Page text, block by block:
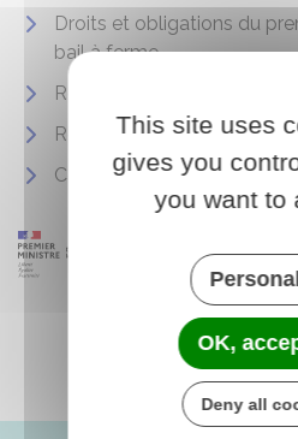
Droits et obligations du
bail à ferme
Renouvellement du bail rural
Résiliation du bail rural
Cession du bail rural
This site uses
gives you
you want to
OK,
Deny all